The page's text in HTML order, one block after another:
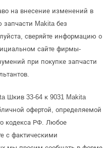
на внесение изменений в
Makita без
сверяйте информацию о
сайте фирмы-
при покупке запчасти
Шкив 33-64 к 9031 Makita
офертой, определяемой
кодекса РФ. Любое
с фактическими